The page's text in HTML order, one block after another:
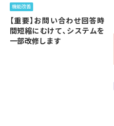
機能改善
【重要】お問い合わせ回答時
間短縮にむけて、システムを
一部改修します